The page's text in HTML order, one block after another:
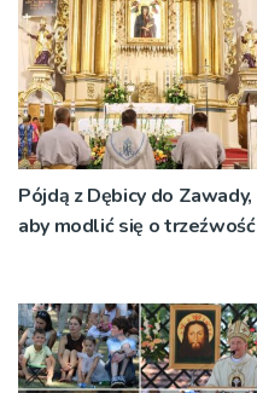
Pójdą z Dębicy do Zawady,
aby modlić się o trzeźwość